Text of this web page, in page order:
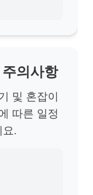
의사항
및 혼잡이
따른 일정
요.